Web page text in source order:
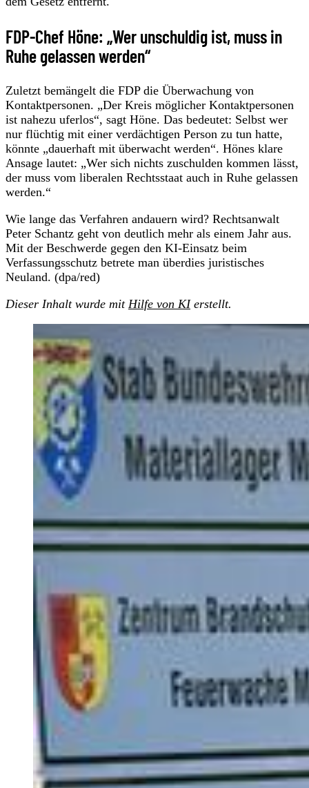
FDP-Chef Höne: „Wer unschuldig ist, muss in
Ruhe gelassen werden“
Zuletzt bemängelt die FDP die Überwachung von
Kontaktpersonen. „Der Kreis möglicher Kontaktpersonen
ist nahezu uferlos“, sagt Höne. Das bedeutet: Selbst wer
nur flüchtig mit einer verdächtigen Person zu tun hatte,
könnte „dauerhaft mit überwacht werden“. Hönes klare
Ansage lautet: „Wer sich nichts zuschulden kommen lässt,
der muss vom liberalen Rechtsstaat auch in Ruhe gelassen
werden.“
Wie lange das Verfahren andauern wird? Rechtsanwalt
Peter Schantz geht von deutlich mehr als einem Jahr aus.
Mit der Beschwerde gegen den KI-Einsatz beim
Verfassungsschutz betrete man überdies juristisches
Neuland. (dpa/red)
Dieser Inhalt wurde mit Hilfe von KIerstellt.